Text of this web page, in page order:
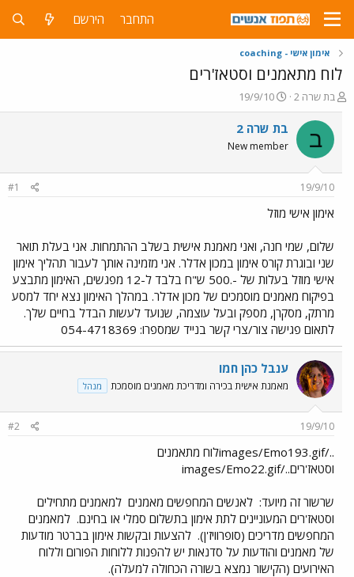
התחבר הירשם
אימון אישי - coaching
לוח מתאמנים וסטאז'רים
פ
ו
ת
ח
ה
ו
ש
א
בת שרה 2
פ
ו
ר
ס
ם
ר
19/9/10
ב בת שרה 2
New member
19/9/10
#1
אימון אישי מוזל
שלום, שמי חנה, ואני מאמנת אישית בשלב ההתמחות. אני בעלת תואר
שני ובוגרת קורס אימון במכון אדלר. אני מזמינה אותך לעבור תהליך אימון
אישי מוזל בעלות של -.500 ש"ח בלבד ל-12 מפגשים, האימון מתבצע
בפיקוח מאמנים מוסמכים של מכון אדלר. במהלך האימון נצא יחד למסע
מרתק, מסקרן, מספק ובעל עוצמה, שנועד לעשות הבדל בחיים שלך.
לתאום פגישה צור/צרי קשר בנייד שמספרו: 054-4718369
ענבל כהן חמו
מאמנת אישית בכירה ומדריכת מאמנים מוסמכת מנהל
19/9/10
#2
../images/Emo193.gifלוח מתאמנים
וסטאז'רים../images/Emo22.gif
שרשור זה מיועד: לאנשים המחפשים מאמנים למאמנים מתחילים
וסטאז'רים המעוניינים לתת אימון בתשלום סמלי או בחינם. למאמנים
המחפשים מדריכים (סופרוויז'ן). להצעות ובקשות אימון בברטר מודעות
של מאמנים והודעות על סדנאות יש להפנות ללוחות הפורום וללוח
האירועים (הקישור נמצא בשורה הכחולה למעלה).